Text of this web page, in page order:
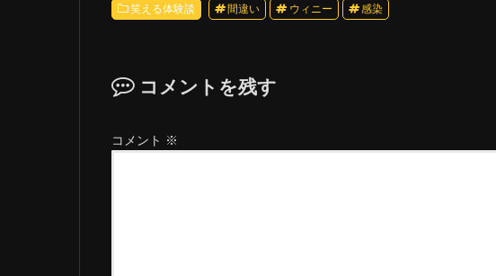
笑える体験談 間違い ウィニー 感染
コメントを残す
コメント ※